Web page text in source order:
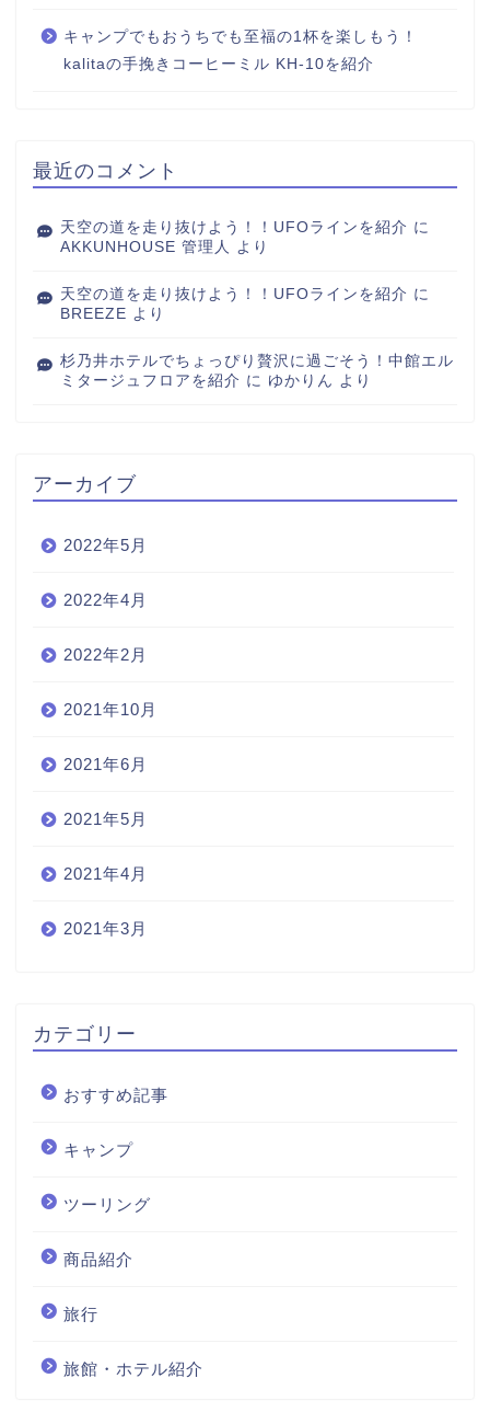
キャンプでもおうちでも至福の1杯を楽しもう！
kalitaの手挽きコーヒーミル KH-10を紹介
最近のコメント
天空の道を走り抜けよう！！UFOラインを紹介 に
AKKUNHOUSE 管理人
より
天空の道を走り抜けよう！！UFOラインを紹介 に
BREEZE より
杉乃井ホテルでちょっぴり贅沢に過ごそう！中館エル
ミタージュフロアを紹介 に ゆかりん より
アーカイブ
2022年5月
2022年4月
2022年2月
2021年10月
2021年6月
2021年5月
2021年4月
2021年3月
カテゴリー
おすすめ記事
キャンプ
ツーリング
商品紹介
旅行
旅館・ホテル紹介